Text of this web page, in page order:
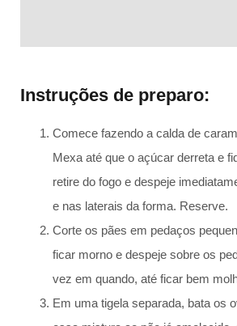
Instruções de preparo:
Comece fazendo a calda de
Mexa até que o açúcar derreta e
retire do fogo e despeje
e nas laterais da forma. Reserve.
Corte os pães em pedaços
ficar morno e despeje sobre os
vez em quando, até ficar bem
Em uma tigela separada, bata os